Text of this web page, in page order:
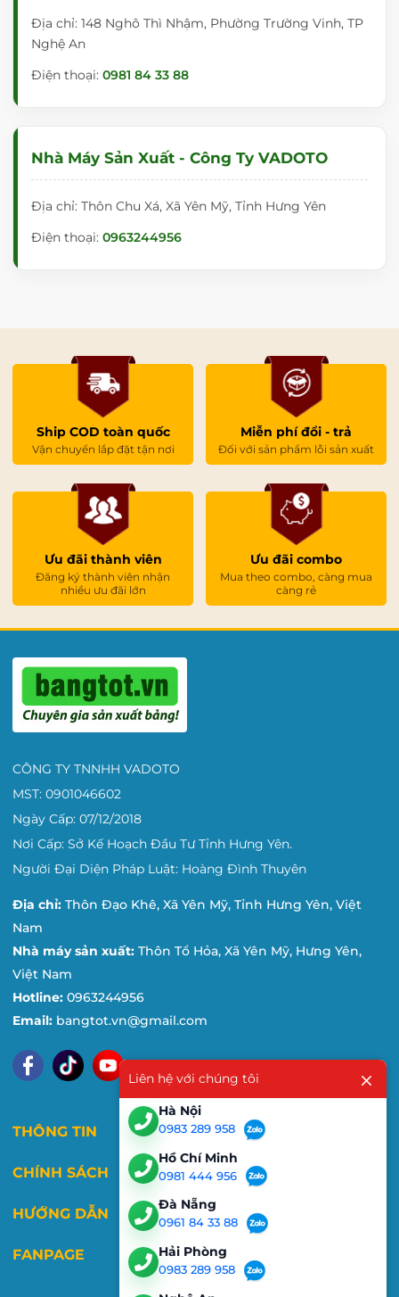
Địa chỉ: 148 Nghô Thì Nhậm, Phường Trường Vinh, TP
Nghệ An
Điện thoại: 0981 84 33 88
Nhà Máy Sản Xuất - Công Ty VADOTO
Địa chỉ: Thôn Chu Xá, Xã Yên Mỹ, Tỉnh Hưng Yên
Điện thoại: 0963244956
Ship COD toàn quốc
Vận chuyển lắp đặt tận nơi
Miễn phí đổi - trả
Đối với sản phẩm lỗi sản xuất
Ưu đãi thành viên
Đăng ký thành viên nhận
nhiều ưu đãi lớn
Ưu đãi combo
Mua theo combo, càng mua
càng rẻ
CÔNG TY TNNHH VADOTO
MST: 0901046602
Ngày Cấp: 07/12/2018
Nơi Cấp: Sở Kế Hoạch Đầu Tư Tỉnh Hưng Yên.
Người Đại Diện Pháp Luật: Hoàng Đình Thuyên
Địa chỉ: Thôn Đạo Khê, Xã Yên Mỹ, Tỉnh Hưng Yên, Việt
Nam
Nhà máy sản xuất: Thôn Tổ Hỏa, Xã Yên Mỹ, Hưng Yên,
Việt Nam
Hotline: 0963244956
Email: bangtot.vn@gmail.com
THÔNG TIN
CHÍNH SÁCH
HƯỚNG DẪN
FANPAGE
Liên hệ với chúng tôi
Hà Nội
0983 289 958
Hồ Chí Minh
0981 444 956
Đà Nẵng
0961 84 33 88
Hải Phòng
0983 289 958